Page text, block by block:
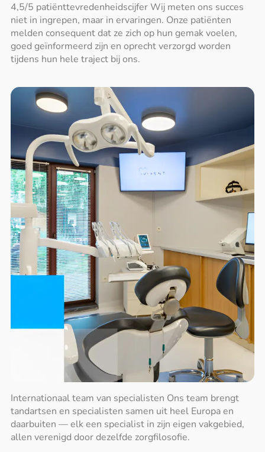
Internationaal team van specialisten Ons team brengt
tandartsen en specialisten samen uit heel Europa en
daarbuiten — elk een specialist in zijn eigen vakgebied,
allen verenigd door dezelfde zorgfilosofie.
4,5/5 patiënttevredenheidscijfer Wij meten ons succes
niet in ingrepen, maar in ervaringen. Onze patiënten
melden consequent dat ze zich op hun gemak voelen,
goed geïnformeerd zijn en oprecht verzorgd worden
tijdens hun hele traject bij ons.